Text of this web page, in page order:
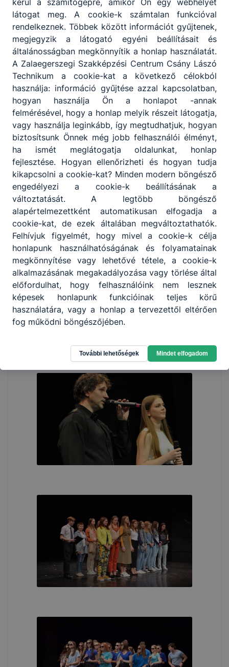
látogat meg. A cookie-k számtalan funkcióval
rendelkeznek. Többek között információt gyűjtenek,
megjegyzik a látogató egyéni beállításait és
általánosságban megkönnyítik a honlap használatát.
A Zalaegerszegi Szakképzési Centrum Csány Lászó
Technikum a cookie-kat a következő célokból
használja: információ gyűjtése azzal kapcsolatban,
hogyan használja Ön a honlapot -annak
felmérésével, hogy a honlap melyik részeit látogatja,
vagy használja leginkább, így megtudhatjuk, hogyan
biztosítsunk Önnek még jobb felhasználói élményt,
ha ismét meglátogatja oldalunkat, honlap
fejlesztése. Hogyan ellenőrizheti és hogyan tudja
kikapcsolni a cookie-kat? Minden modern böngésző
engedélyezi a cookie-k beállításának a
változtatását. A legtöbb böngésző
alapértelmezettként automatikusan elfogadja a
cookie-kat, de ezek általában megváltoztathatók.
Felhívjuk figyelmét, hogy mivel a cookie-k célja
honlapunk használhatóságának és folyamatainak
megkönnyítése vagy lehetővé tétele, a cookie-k
alkalmazásának megakadályozása vagy törlése által
előfordulhat, hogy felhasználóink nem lesznek
képesek honlapunk funkcióinak teljes körű
használatára, vagy a honlap a tervezettől eltérően
fog működni böngészőjében.
További lehetőségek Mindet elfogadom